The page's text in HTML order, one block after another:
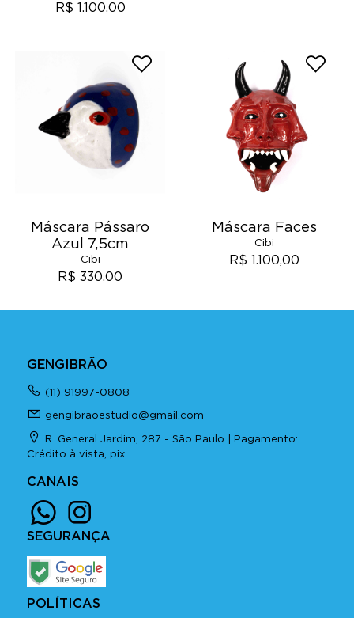
R$ 1.100,00
Máscara Pássaro
Azul 7,5cm
Cibi
R$ 330,00
Máscara Faces
Cibi
R$ 1.100,00
GENGIBRÃO
(11) 91997-0808
gengibraoestudio@gmail.com
R. General Jardim, 287 - São Paulo | Pagamento:
Crédito à vista, pix
CANAIS
SEGURANÇA
POLÍTICAS